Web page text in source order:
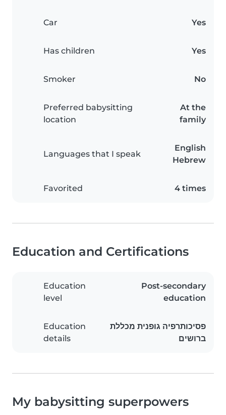
Car Yes
Has children Yes
Smoker No
Preferred babysitting
location
At the
family
Languages that I speak
English
Hebrew
Favorited 4 times
Education and Certifications
Education
level
Post-secondary
education
Education
details
פסיכותרפיה גופנית מכללת
ברושים
My babysitting superpowers